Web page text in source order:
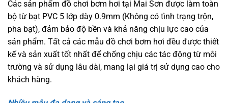
Các sản phẩm đồ chơi bơm hơi tại Mai Sơn được làm toàn
bộ từ bạt PVC 5 lớp dày 0.9mm (Không có tình trạng trộn,
pha bạt), đảm bảo độ bền và khả năng chịu lực cao của
sản phẩm. Tất cả các mẫu đồ chơi bơm hơi đều được thiết
kế và sản xuất tốt nhất để chống chịu các tác động từ môi
trường và sử dụng lâu dài, mang lại giá trị sử dụng cao cho
khách hàng.